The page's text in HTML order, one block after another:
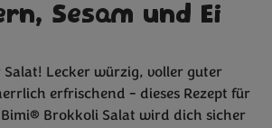
Sesam und Ei
Salat! Lecker würzig, voller guter
erfrischend - dieses Rezept für
Brokkoli Salat wird dich sicher